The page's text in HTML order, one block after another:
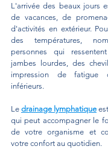
L'arrivée des beaux jours
de vacances, de
d'activités en extérieur.
des températures,
personnes qui
jambes lourdes, des
impression de fatigue
inférieurs.
Le drainage lymphatique
qui peut accompagner le
de votre organisme et
votre confort au quotidien.